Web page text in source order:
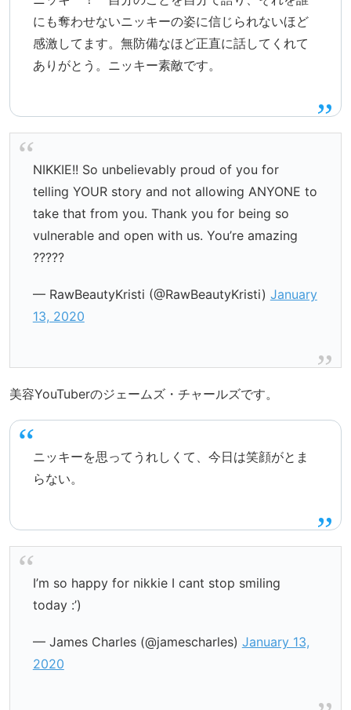
にも奪わせないニッキーの姿に信じられないほど
感激してます。無防備なほど正直に話してくれて
ありがとう。ニッキー素敵です。
NIKKIE!! So unbelievably proud of you for
telling YOUR story and not allowing ANYONE to
take that from you. Thank you for being so
vulnerable and open with us. You’re amazing
?????
— RawBeautyKristi (@RawBeautyKristi) January
13, 2020
美容YouTuberのジェームズ・チャールズです。
ニッキーを思ってうれしくて、今日は笑顔がとま
らない。
I’m so happy for nikkie I cant stop smiling
today :’)
— James Charles (@jamescharles) January 13,
2020